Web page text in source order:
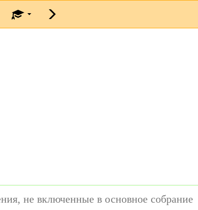
не включенные в основное собрание